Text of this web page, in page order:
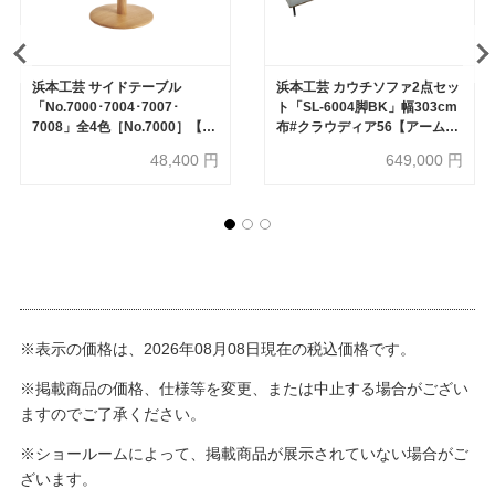
浜本工芸 サイドテーブル
「No.7000･7004･7007･
7008」全4色［No.7000］【受
48,400 円
浜本工芸 カウチソファ2点セッ
ト「SL-6004脚BK」幅303cm
布#クラウディア56【アームレ
付き）+カウチソファ（座って
649,000 円
※表示の価格は、2026年08月08日現在の税込価格です。
※掲載商品の価格、仕様等を変更、または中止する場合がござい
ますのでご了承ください。
※ショールームによって、掲載商品が展示されていない場合がご
ざいます。